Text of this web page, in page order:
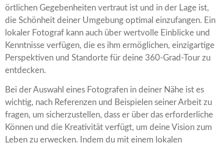
örtlichen Gegebenheiten vertraut ist und in der Lage ist,
die Schönheit deiner Umgebung optimal einzufangen. Ein
lokaler Fotograf kann auch über wertvolle Einblicke und
Kenntnisse verfügen, die es ihm ermöglichen, einzigartige
Perspektiven und Standorte für deine 360-Grad-Tour zu
entdecken.
Bei der Auswahl eines Fotografen in deiner Nähe ist es
wichtig, nach Referenzen und Beispielen seiner Arbeit zu
fragen, um sicherzustellen, dass er über das erforderliche
Können und die Kreativität verfügt, um deine Vision zum
Leben zu erwecken. Indem du mit einem lokalen